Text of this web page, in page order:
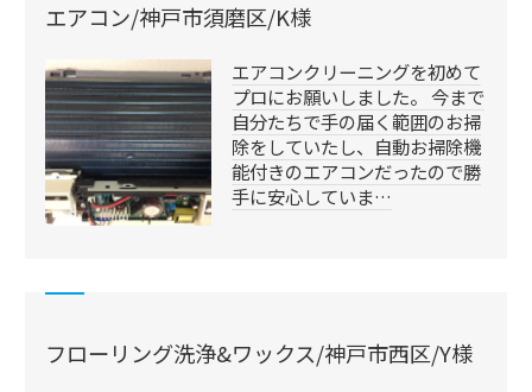
エアコン/神戸市須磨区/K様
エアコンクリーニングを初めて
プロにお願いしました。 今まで
自分たちで手の届く範囲のお掃
除をしていたし、自動お掃除機
能付きのエアコンだったので勝
手に安心していま…
フローリング洗浄&ワックス/神戸市西区/Y様